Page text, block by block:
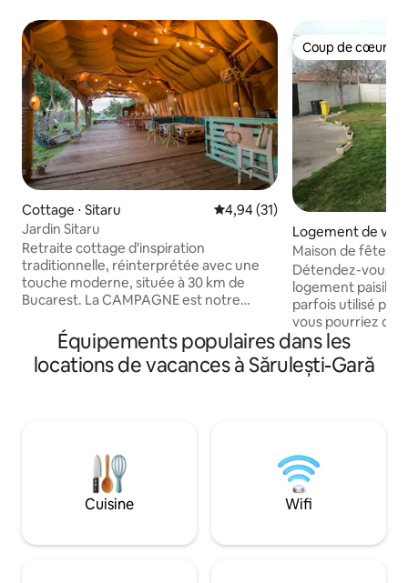
Cottage ⋅ Sitaru Évaluation moyenne sur la
4,94 (31)
Jardin Sitaru
Retraite cottage d'inspiration
traditionnelle, réinterprétée avec une
touche moderne, située à 30 km de
Bucarest. La CAMPAGNE est notre
foyer traditionnel, sans en altérer
l'autticité et l'âme. Depuis l'arrière de la
propriété, un site naturel Nature 2000
événements de jardin intime de jour,
max 60 pers. Pour plus de détails sur les
coûts des événements, veuillez
consulter la section Accès des
Coup de cœur
Coup de cœur
Logement de
u
Maison de fête :
Détendez-vous
logement
parfois utilisé
vous pourriez
des décorations ;
confortable pour
parc avec
Notez qu'il y a un
Chromecast à
vous puissiez
partir de votre
Équipements populaires dans les
locations de vacances à Sărulești-Gară
Cuisine Wifi